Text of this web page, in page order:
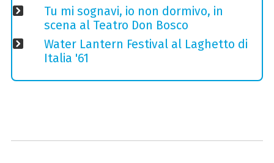
Tu mi sognavi, io non dormivo, in
scena al Teatro Don Bosco
Water Lantern Festival al Laghetto di
Italia '61